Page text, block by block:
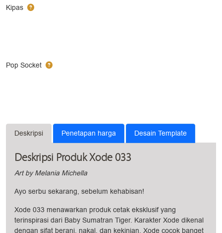
Kipas
Pop Socket
Deskripsi Penetapan harga Desain Template
Deskripsi Produk Xode 033
Art by Melania Michella
Ayo serbu sekarang, sebelum kehabisan!
Xode 033 menawarkan produk cetak eksklusif yang
terinspirasi dari Baby Sumatran Tiger. Karakter Xode dikenal
dengan sifat berani, nakal, dan kekinian, Xode cocok banget